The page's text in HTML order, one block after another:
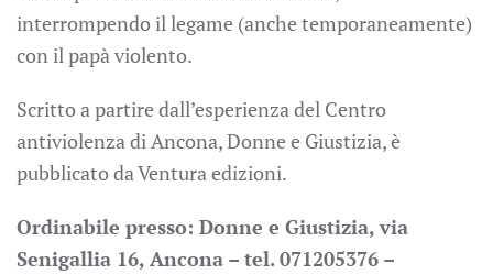
interrompendo il legame (anche temporaneamente)
con il papà violento.
Scritto a partire dall’esperienza del Centro
antiviolenza di Ancona, Donne e Giustizia, è
pubblicato da Ventura edizioni.
Ordinabile presso: Donne e Giustizia, via
Senigallia 16, Ancona – tel. 071205376 –